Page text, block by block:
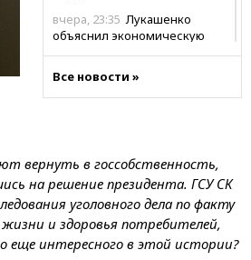
вчера, 23:35 Лукашенко
объяснил экономическую
вчера, 22:59На башню
вчера, 22:45 Литовец
протаранил погранпункт при
попытке попасть в Россию
вчера, 22:28
Бессент
анонсировал скорое
Все новости »
вернуть в госсобственность,
на решение президента. ГСУ СК
уголовного дела по факту
и здоровья потребителей,
еще интересного в этой истории?